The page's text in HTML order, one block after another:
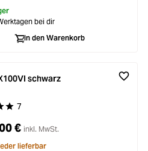
bei dir
In den Warenkorb
Bewertung von 5 von 5
7
schwarz
€ inkl. MwSt.
lieferbar